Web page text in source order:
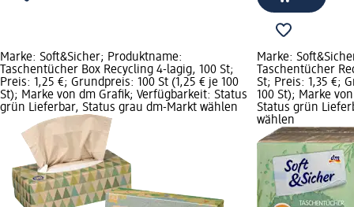
Marke: Soft&Sicher; Produktname:
Taschentücher Box Recycling 4-lagig, 100 St;
Preis: 1,25 €; Grundpreis: 100 St (1,25 € je 100
St); Marke von dm Grafik; Verfügbarkeit: Status
grün Lieferbar, Status grau dm-Markt wählen
Marke:
Taschentücher
St; Preis: 1,35 €;
100 St); Marke
Status grün
wählen